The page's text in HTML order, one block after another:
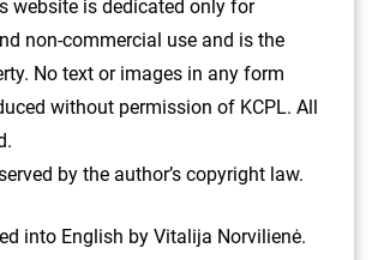
website is dedicated only for
non-commercial use and is the
No text or images in any form
without permission of KCPL. All
by the author’s copyright law.
into English by Vitalija Norvilienė.